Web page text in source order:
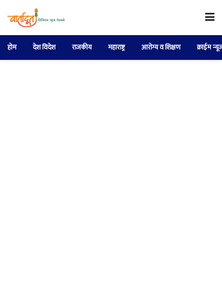
होम देश विदेश राजकीय महाराष्ट्र आरोग्य व शिक्षण क्राईम